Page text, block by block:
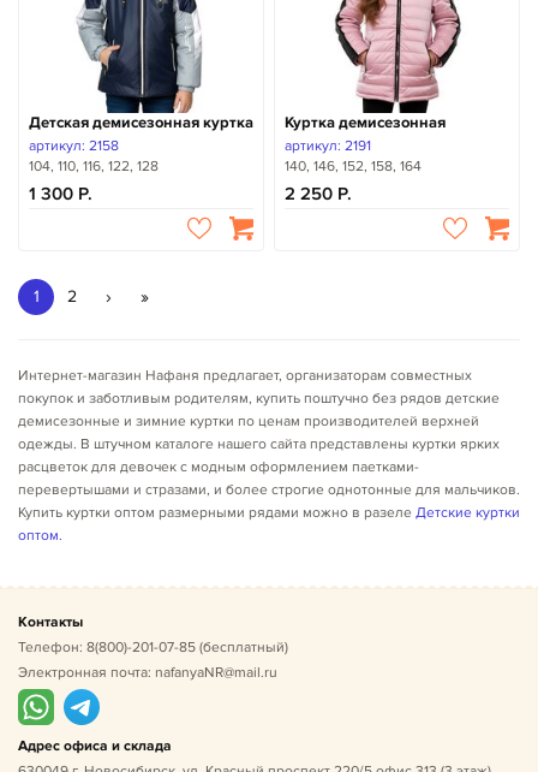
Детская демисезонная куртка
артикул: 2158
104, 110, 116, 122, 128
1 300
Куртка демисезонная
артикул: 2191
140, 146, 152, 158, 164
2 250
1 2 › »
Интернет-магазин Нафаня предлагает, организаторам совместных
покупок и заботливым родителям, купить поштучно без рядов детские
демисезонные и зимние куртки по ценам производителей верхней
одежды. В штучном каталоге нашего сайта представлены куртки ярких
расцветок для девочек с модным оформлением паетками-
перевертышами и стразами, и более строгие однотонные для мальчиков.
Купить куртки оптом размерными рядами можно в разеле Детские куртки
оптом.
Контакты
Телефон: 8(800)-201-07-85 (бесплатный)
Электронная почта: nafanyaNR@mail.ru
Адрес офиса и склада